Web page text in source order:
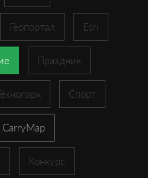
Геопортал Esri
Праздник
Спорт
CarryMap
Конкурс